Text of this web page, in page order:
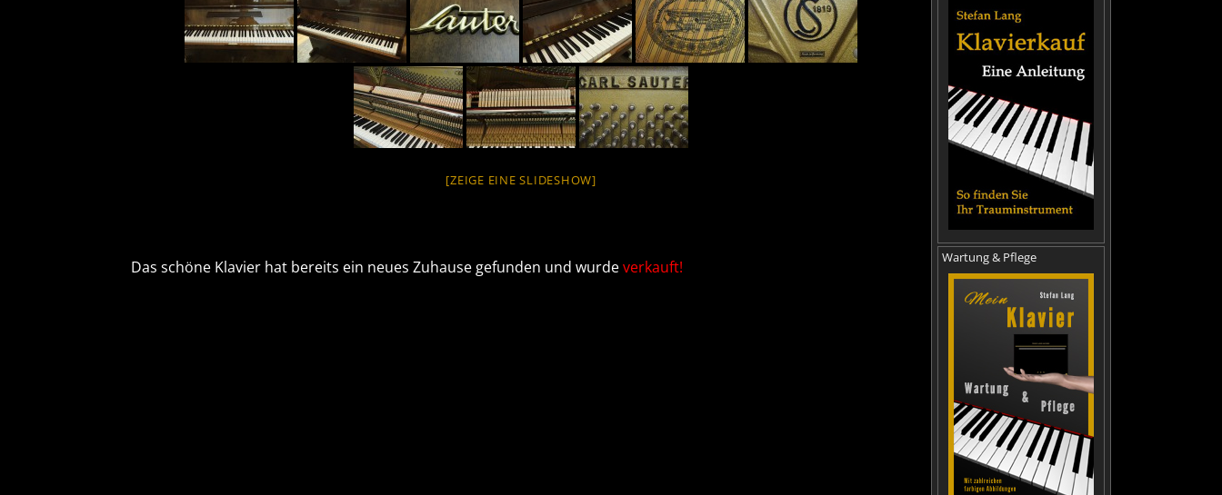
[ZEIGE EINE SLIDESHOW]
Das schöne Klavier hat bereits ein neues Zuhause gefunden und wurdeverkauft!
Wartung & Pflege